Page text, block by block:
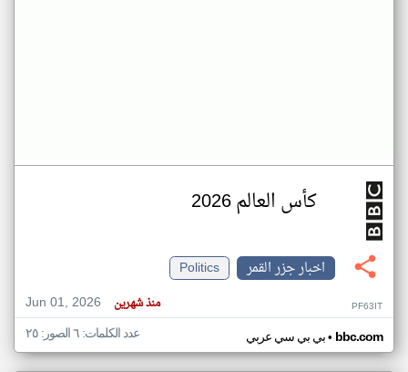
كأس العالم 2026
اخبار جزر القمر
Politics
Jun 01, 2026
منذ شهرين PF63IT
بي بي سي عربي• bbc.com عدد الكلمات: ٦ الصور: ٢٥